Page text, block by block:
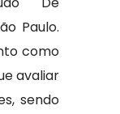
Paulo.
como
avaliar
sendo